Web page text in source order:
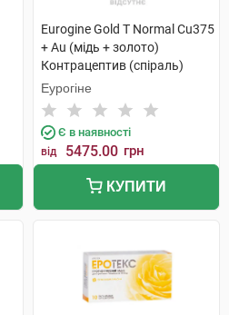
Eurogine Gold T Normal Cu375
+ Au (мідь + золото)
Контрацептив (спіраль)
внутрішньоматковий 1 шт
Еурогіне
Є в наявності
від 5475.00 грн
КУПИТИ